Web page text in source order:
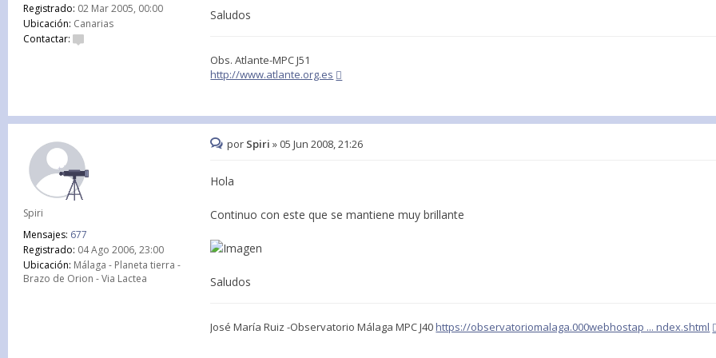
Registrado: 02 Mar 2005, 00:00
Ubicación: Canarias
Contactar:
Saludos
Obs. Atlante-MPC J51
http://www.atlante.org.es
Spiri
Mensajes: 677
Registrado: 04 Ago 2006, 23:00
Ubicación: Málaga - Planeta tierra -
Brazo de Orion - Via Lactea
por Spiri »05 Jun 2008, 21:26
Hola
Continuo con este que se mantiene muy brillante
Saludos
José María Ruiz -Observatorio Málaga MPC J40https://observatoriomalaga.000webhostap ... ndex.shtml